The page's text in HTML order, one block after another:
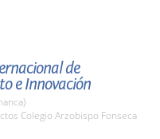
de
e Innovación
Colegio Arzobispo Fonseca